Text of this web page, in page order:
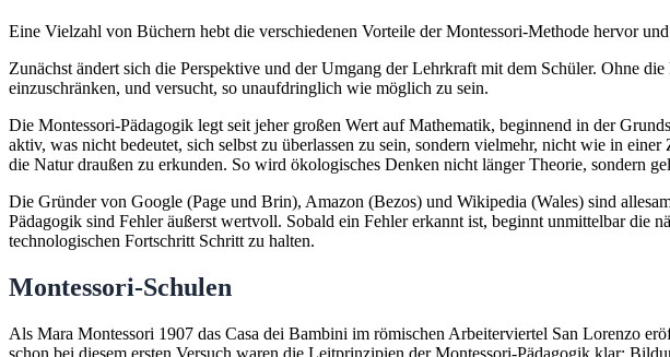
Eine Vielzahl von Büchern hebt die verschiedenen Vorteile der Montessori-Methode hervor
Zunächst ändert sich die Perspektive und der Umgang der Lehrkraft mit dem Schüler. Ohne
einzuschränken, und versucht, so unaufdringlich wie möglich zu sein.
Die Montessori-Pädagogik legt seit jeher großen Wert auf Mathematik, beginnend in der
aktiv, was nicht bedeutet, sich selbst zu überlassen zu sein, sondern vielmehr, nicht wie in
die Natur draußen zu erkunden. So wird ökologisches Denken nicht länger Theorie, sondern
Die Gründer von Google (Page und Brin), Amazon (Bezos) und Wikipedia (Wales) sind
Pädagogik sind Fehler äußerst wertvoll. Sobald ein Fehler erkannt ist, beginnt unmittelbar die
technologischen Fortschritt Schritt zu halten.
Montessori-Schulen
Als Mara Montessori 1907 das Casa dei Bambini im römischen Arbeiterviertel San Lorenzo
schon bei diesem ersten Versuch waren die Leitprinzipien der Montessori-Pädagogik klar: